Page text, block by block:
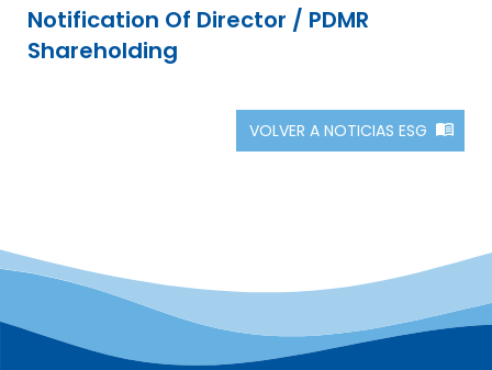
Notification Of Director / PDMR
Shareholding
VOLVER A NOTICIAS ESG